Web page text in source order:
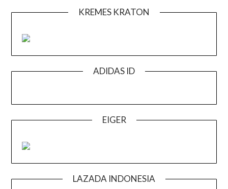
KREMES KRATON
ADIDAS ID
EIGER
LAZADA INDONESIA